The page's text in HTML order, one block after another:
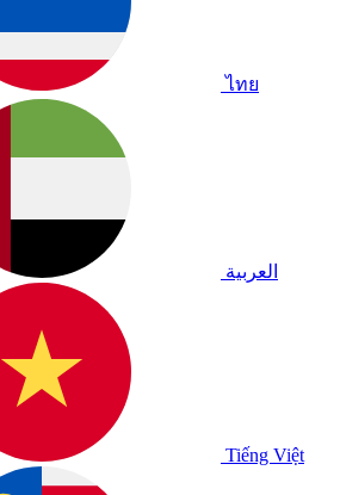
ไทย
العربية
Tiếng Việt